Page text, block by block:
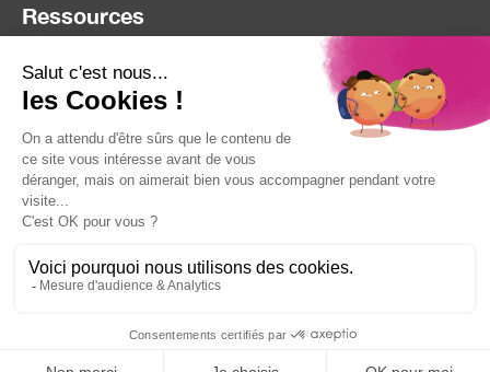
Ressources
Blog
Réclamation
Contact
Mentions Légales